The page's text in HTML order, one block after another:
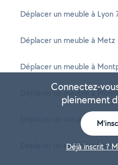
Déplacer un meuble à Lyon
Déplacer un meuble à Metz
Déplacer un meuble à
Déplacer un meuble à
Déplacer un meuble à
Déplacer un meuble à
Connectez-
pleinement
Déjà inscrit ?